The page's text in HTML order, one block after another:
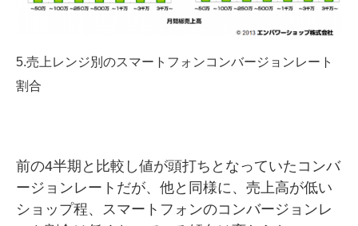
5.売上レンジ別のスマートフォンコンバージョンレート
割合
前の4半期と比較し値が頭打ちとなっていたコンバ
ージョンレートだが、他と同様に、売上高が低い
ショップ程、スマートフォンのコンバージョンレ